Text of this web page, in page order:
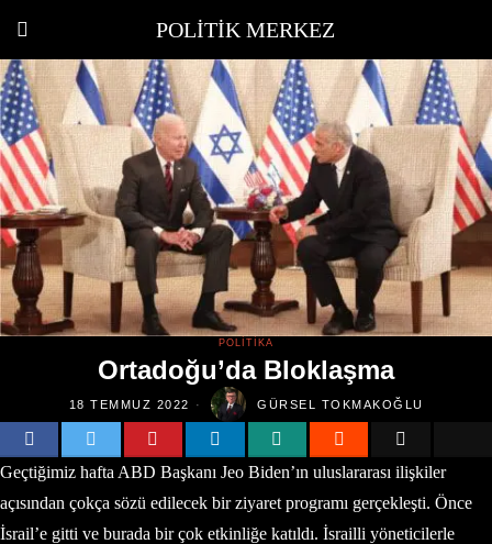
POLITIK MERKEZ
POLITIKA
Ortadoğu’da Bloklaşma
18 TEMMUZ 2022 GÜRSEL TOKMAKOĞLU
Geçtiğimiz hafta ABD Başkanı Jeo Biden’ın uluslararası ilişkiler
açısından çokça sözü edilecek bir ziyaret programı gerçekleşti. Önce
İsrail’e gitti ve burada bir çok etkinliğe katıldı. İsrailli yöneticilerle